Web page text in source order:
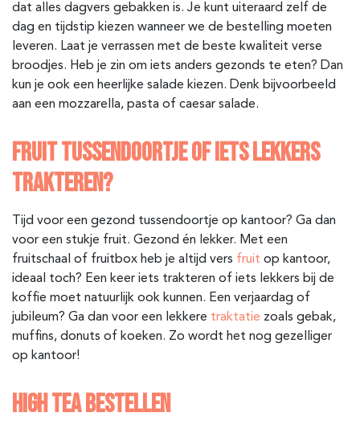
dat alles dagvers gebakken is. Je kunt uiteraard zelf de
dag en tijdstip kiezen wanneer we de bestelling moeten
leveren. Laat je verrassen met de beste kwaliteit verse
broodjes. Heb je zin om iets anders gezonds te eten? Dan
kun je ook een heerlijke salade kiezen. Denk bijvoorbeeld
aan een mozzarella, pasta of caesar salade.
FRUIT TUSSENDOORTJE OF IETS LEKKERS
TRAKTEREN?
Tijd voor een gezond tussendoortje op kantoor? Ga dan
voor een stukje fruit. Gezond én lekker. Met een
fruitschaal of fruitbox heb je altijd vers fruit op kantoor,
ideaal toch? Een keer iets trakteren of iets lekkers bij de
koffie moet natuurlijk ook kunnen. Een verjaardag of
jubileum? Ga dan voor een lekkere traktatie zoals gebak,
muffins, donuts of koeken. Zo wordt het nog gezelliger
op kantoor!
HIGH TEA BESTELLEN